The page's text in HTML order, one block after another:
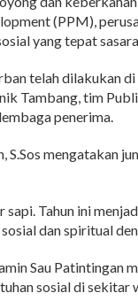
(PPM),
yang tepat
telah dilakukan
Tambang, tim
penerima.
S.Sos mengatakan
sapi. Tahun ini
dan spiritual
Sau Patintingan
sosial di sekitar